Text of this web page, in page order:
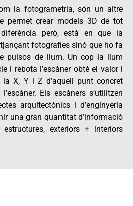
la fotogrametria, són un altre
permet crear models 3D de tot
però, està en que la
fotografies sinó que ho fa
pulsos de llum. Un cop la llum
i rebota l’escàner obté el valor i
X, Y i Z d’aquell punt concret
Els escàners s’utilitzen
arquitectònics i d’enginyeria
una gran quantitat d’informació
exteriors + interiors